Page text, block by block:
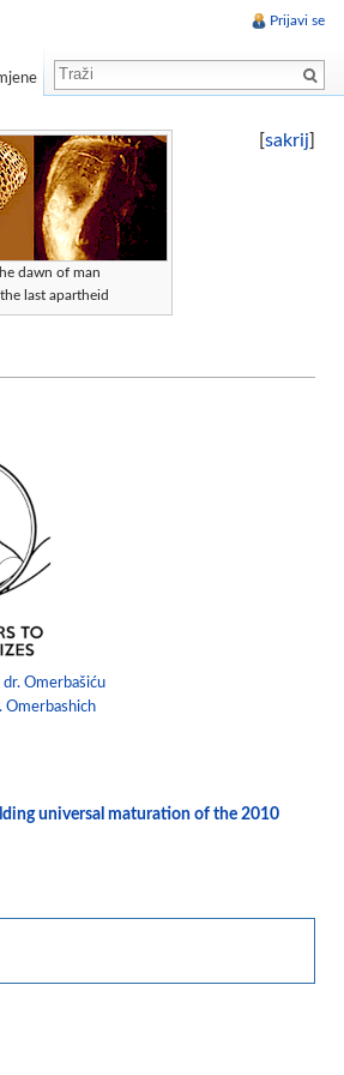
[sakrij]
dawn of man
last apartheid
Omerbašiću
Omerbashich
universal maturation of the 2010
Prijavi se